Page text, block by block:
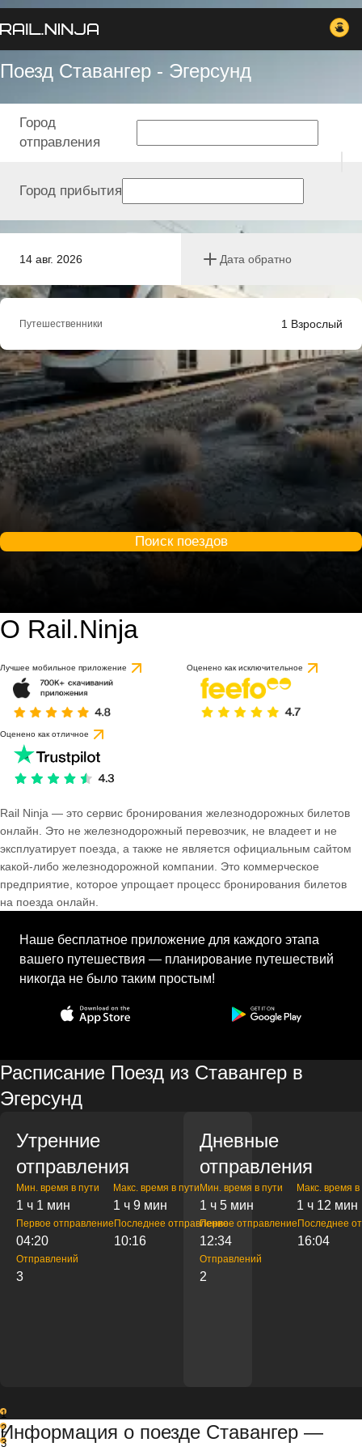
Поезд Ставангер - Эгерсунд
14 авг. 2026 Дата обратно
Город
отправления
Город прибытия
Путешественники 1 Взрослый
Поиск поездов
О Rail.Ninja
Лучшее мобильное приложение Оценено как исключительное
Оценено как отличное
Rail Ninja — это сервис бронирования железнодорожных билетов
онлайн. Это не железнодорожный перевозчик, не владеет и не
эксплуатирует поезда, а также не является официальным сайтом
какой-либо железнодорожной компании. Это коммерческое
предприятие, которое упрощает процесс бронирования билетов
на поезда онлайн.
Наше бесплатное приложение для каждого этапа
вашего путешествия — планирование путешествий
никогда не было таким простым!
Расписание Поезд из Ставангер в
Эгерсунд
Утренние
отправления
Мин. время в пути
1 ч 1 мин
Макс. время в пути
1 ч 9 мин
Первое отправление
04:20
Последнее отправление
10:16
Отправлений
3
Дневные
отправления
Мин. время в пути
1 ч 5 мин
Макс. время в
1 ч 12 мин
Первое отправление
12:34
Последнее
16:04
Отправлений
2
1
2
3
Информация о поезде Ставангер —